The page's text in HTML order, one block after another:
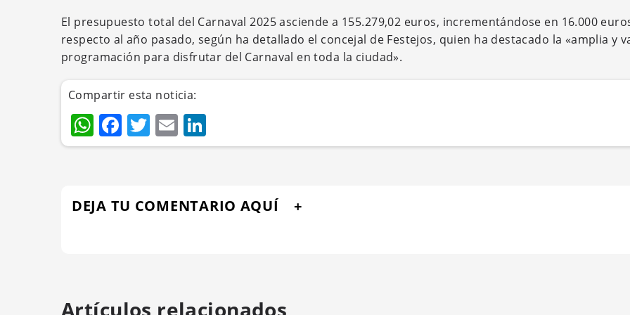
El presupuesto total del Carnaval 2025 asciende a 155.279,02 euros, incrementándose en 16.000
respecto al año pasado, según ha detallado el concejal de Festejos, quien ha destacado la «amplia y
programación para disfrutar del Carnaval en toda la ciudad».
Compartir esta noticia:
WhatsApp
Facebook
Twitter
Email
DEJA TU COMENTARIO AQUÍ
Artículos relacionados